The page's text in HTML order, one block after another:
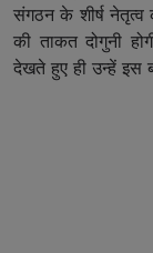
संगठन के शीर्ष नेतृत्व
की ताकत दोगुनी
देखते हुए ही उन्हें इस